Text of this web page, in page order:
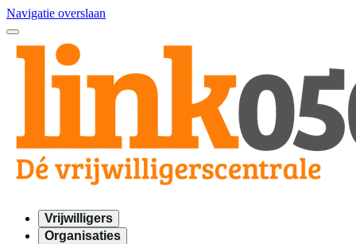
Navigatie overslaan
Vrijwilligers
Organisaties